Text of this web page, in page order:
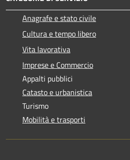
Anagrafe e stato civile
Cultura e tempo libero
Vita lavorativa
Imprese e Commercio
Appalti pubblici
Catasto e urbanistica
Turismo
Mobilità e trasporti